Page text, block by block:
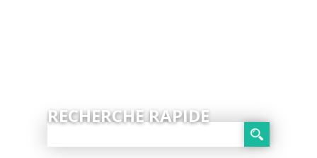
RECHERCHE RAPIDE